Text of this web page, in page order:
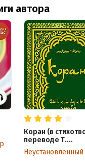
автора
Коран (в
переводе Т.
Шумовского)
Неустановленный